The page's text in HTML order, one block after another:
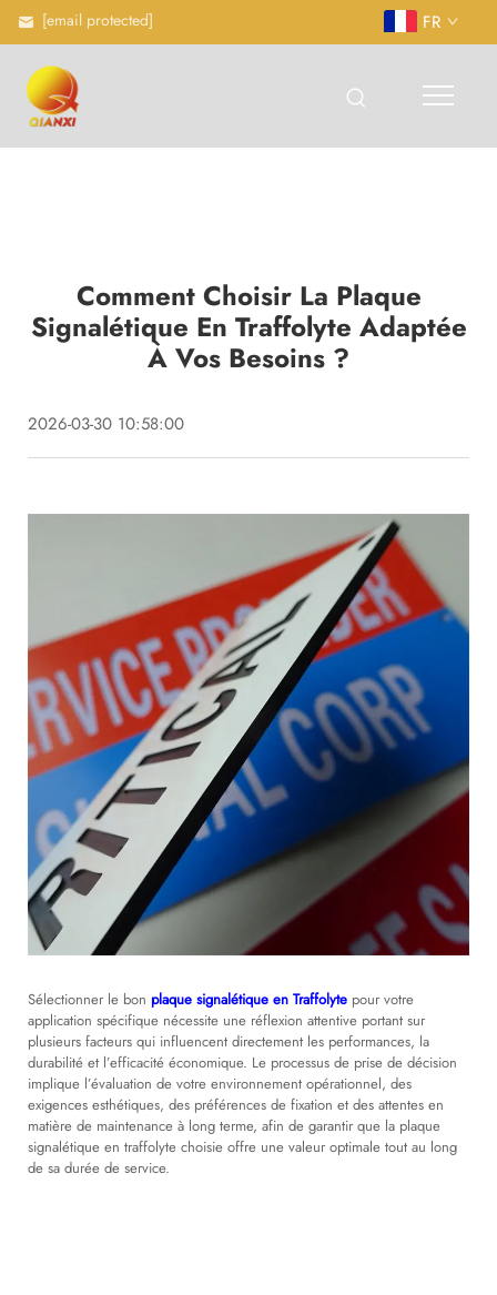
[email protected] FR
Comment Choisir La Plaque
Signalétique En Traffolyte Adaptée
À Vos Besoins ?
2026-03-30 10:58:00
Sélectionner le bon plaque signalétique en Traffolyte pour votre
application spécifique nécessite une réflexion attentive portant sur
plusieurs facteurs qui influencent directement les performances, la
durabilité et l’efficacité économique. Le processus de prise de décision
implique l’évaluation de votre environnement opérationnel, des
exigences esthétiques, des préférences de fixation et des attentes en
matière de maintenance à long terme, afin de garantir que la plaque
signalétique en traffolyte choisie offre une valeur optimale tout au long
de sa durée de service.